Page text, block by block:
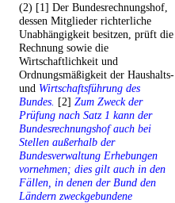
(2) [1] Der Bundesrechnungshof,
dessen Mitglieder richterliche
Unabhängigkeit besitzen, prüft die
Rechnung sowie die
Wirtschaftlichkeit und
Ordnungsmäßigkeit der Haushalts-
und Wirtschaftsführung des
Bundes. [2] Zum Zweck der
Prüfung nach Satz 1 kann der
Bundesrechnungshof auch bei
Stellen außerhalb der
Bundesverwaltung Erhebungen
vornehmen; dies gilt auch in den
Fällen, in denen der Bund den
Ländern zweckgebundene